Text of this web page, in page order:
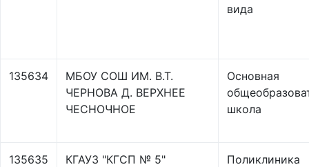
вида
135634
МБОУ СОШ ИМ. В.Т.
ЧЕРНОВА Д. ВЕРХНЕЕ
ЧЕСНОЧНОЕ
Основная
школа
135635 КГАУЗ "КГСП № 5"
Поликлиника